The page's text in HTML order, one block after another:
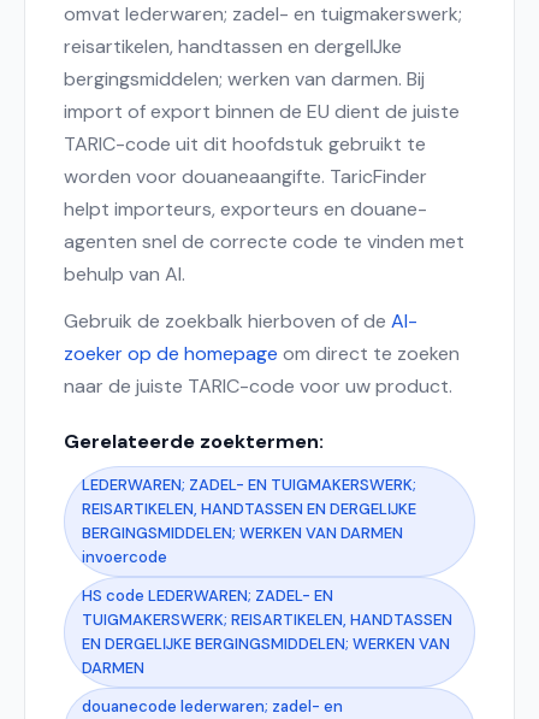
omvat lederwaren; zadel- en tuigmakerswerk;
reisartikelen, handtassen en dergelĲke
bergingsmiddelen; werken van darmen. Bij
import of export binnen de EU dient de juiste
TARIC-code uit dit hoofdstuk gebruikt te
worden voor douaneaangifte. TaricFinder
helpt importeurs, exporteurs en douane-
agenten snel de correcte code te vinden met
behulp van AI.
Gebruik de zoekbalk hierboven of de AI-
zoeker op de homepage om direct te zoeken
naar de juiste TARIC-code voor uw product.
Gerelateerde zoektermen:
LEDERWAREN; ZADEL- EN TUIGMAKERSWERK;
REISARTIKELEN, HANDTASSEN EN DERGELĲKE
BERGINGSMIDDELEN; WERKEN VAN DARMEN
invoercode
HS code LEDERWAREN; ZADEL- EN
TUIGMAKERSWERK; REISARTIKELEN, HANDTASSEN
EN DERGELĲKE BERGINGSMIDDELEN; WERKEN VAN
DARMEN
douanecode lederwaren; zadel- en